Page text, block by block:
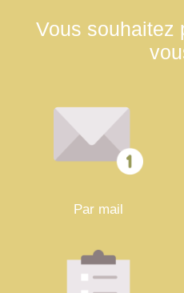
Vous souhaitez
Par mail